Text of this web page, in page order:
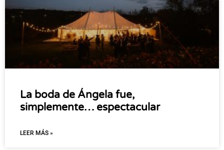
La boda de Ángela fue,
simplemente… espectacular
LEER MÁS »